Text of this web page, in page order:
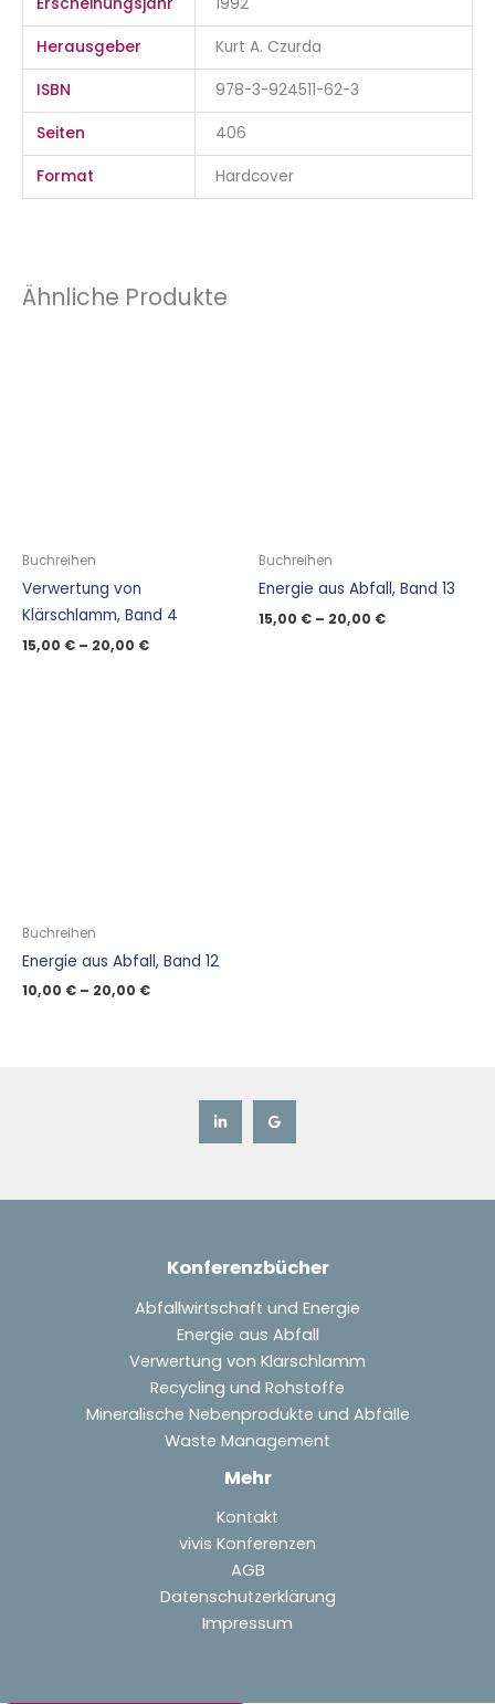
Herausgeber Kurt A. Czurda
ISBN 978-3-924511-62-3
Seiten 406
Format Hardcover
Ähnliche Produkte
Buchreihen
Verwertung von
Klärschlamm, Band 4
15,00 € – 20,00 €
Buchreihen
Energie aus Abfall, Band 13
15,00 € – 20,00 €
Buchreihen
Energie aus Abfall, Band 12
10,00 € – 20,00 €
Konferenzbücher
Abfallwirtschaft und Energie
Energie aus Abfall
Verwertung von Klärschlamm
Recycling und Rohstoffe
Mineralische Nebenprodukte und Abfälle
Waste Management
Mehr
Kontakt
vivis Konferenzen
AGB
Datenschutzerklärung
Impressum